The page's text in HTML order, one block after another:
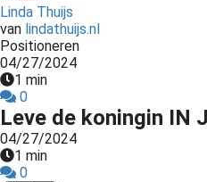
Linda Thuijs
van lindathuijs.nl
Positioneren
04/27/2024
1 min
0
Leve de koningin IN
04/27/2024
1 min
0